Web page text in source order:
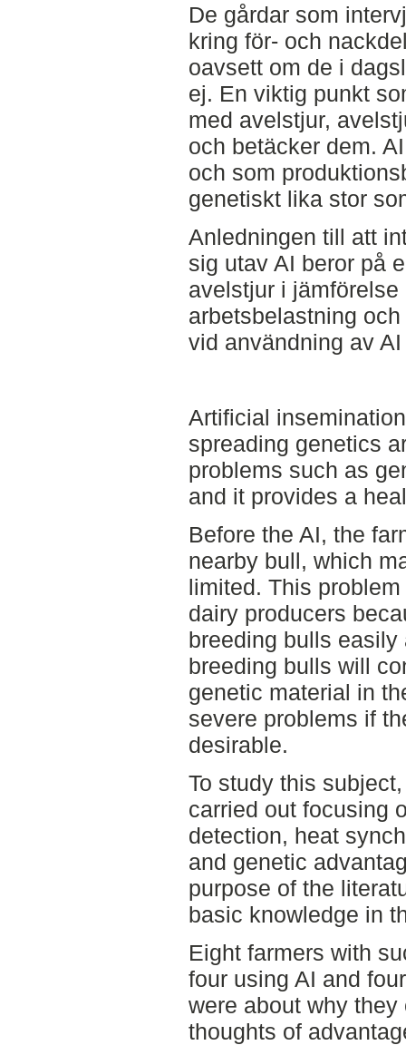
De gårdar som
kring för- och
oavsett om de i
ej. En viktig punkt
med avelstjur,
och betäcker dem.
och som
genetiskt lika stor
Anledningen till att
sig utav AI beror på
avelstjur i
arbetsbelastning
vid användning av
Artificial
spreading genetics
problems such as
and it provides a
Before the AI, the
nearby bull, which
limited. This
dairy producers
breeding bulls
breeding bulls will
genetic material in
severe problems if
desirable.
To study this
carried out focusing
detection, heat
and genetic
purpose of the
basic knowledge in
Eight farmers with
four using AI and
were about why
thoughts of